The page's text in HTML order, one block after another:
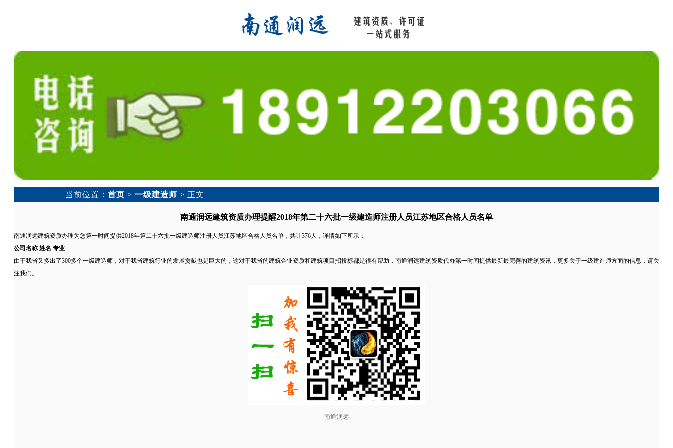
当前位置：首页 >一级建造师 > 正文
南通润远建筑资质办理提醒2018年第二十六批一级建造师注册人员江苏地区合格人员名单
南通润远建筑资质办理为您第一时间提供2018年第二十六批一级建造师注册人员江苏地区合格人员名单，共计376人，详情如下所示：
公司名称 姓名 专业
由于我省又多出了300多个一级建造师，对于我省建筑行业的发展贡献也是巨大的，这对于我省的建筑企业资质和建筑项目招投标都是很有帮助，南通润远建筑资质代办第一时间提供最新最完善的建筑资讯，更多关于一级建造师方面的信息，请关
注我们。
南通润远